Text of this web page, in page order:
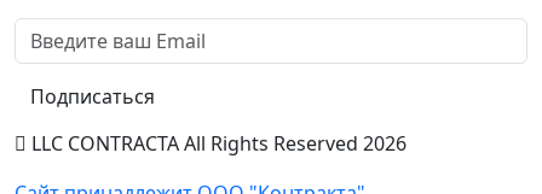
Подписаться
LLC CONTRACTA All Rights Reserved 2026